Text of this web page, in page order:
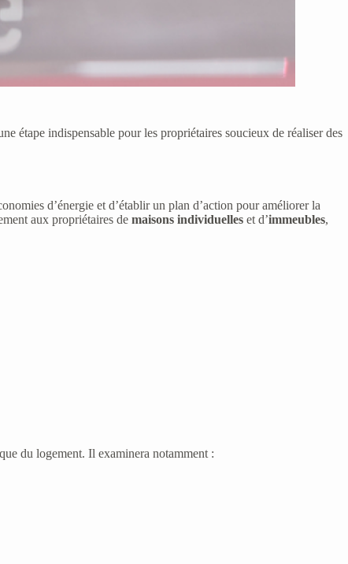
étape indispensable pour les propriétaires soucieux de réaliser des
d’énergie et d’établir un plan d’action pour améliorer la
aux propriétaires de maisons individuelles et d’immeubles,
du logement. Il examinera notamment :